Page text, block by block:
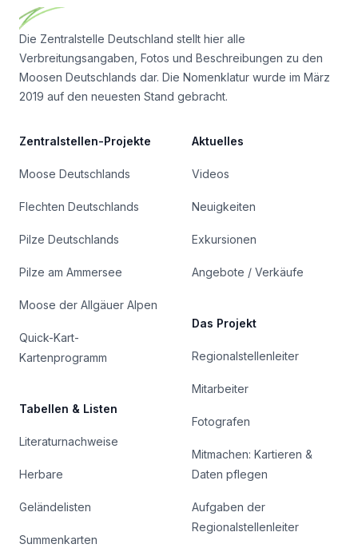
Die Zentralstelle Deutschland stellt hier alle
Verbreitungsangaben, Fotos und Beschreibungen zu den
Moosen Deutschlands dar. Die Nomenklatur wurde im März
2019 auf den neuesten Stand gebracht.
Zentralstellen-Projekte
Moose Deutschlands
Flechten Deutschlands
Pilze Deutschlands
Pilze am Ammersee
Moose der Allgäuer Alpen
Quick-Kart-
Kartenprogramm
Tabellen & Listen
Literaturnachweise
Herbare
Geländelisten
Summenkarten
Aktuelles
Videos
Neuigkeiten
Exkursionen
Angebote / Verkäufe
Das Projekt
Regionalstellenleiter
Mitarbeiter
Fotografen
Mitmachen: Kartieren &
Daten pflegen
Aufgaben der
Regionalstellenleiter